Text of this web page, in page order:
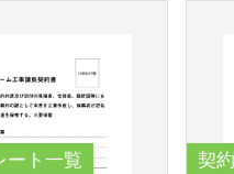
ート一覧
契